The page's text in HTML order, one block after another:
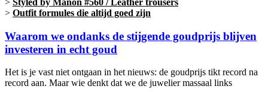
> Outfit formules die altijd goed zijn
Waarom we ondanks de stijgende goudprijs blijven
investeren in echt goud
Het is je vast niet ontgaan in het nieuws: de goudprijs tikt record na
record aan. Maar wie denkt dat we de juwelier massaal links